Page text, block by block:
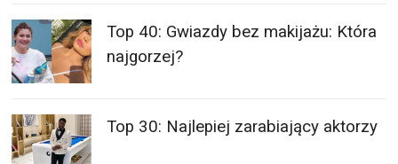
Top 40: Gwiazdy bez makijażu: Która
najgorzej?
Top 30: Najlepiej zarabiający aktorzy